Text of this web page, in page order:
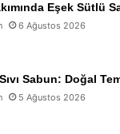
Eşek Sütlü
6 Ağustos 2026
Sabun: Doğal
5 Ağustos 2026